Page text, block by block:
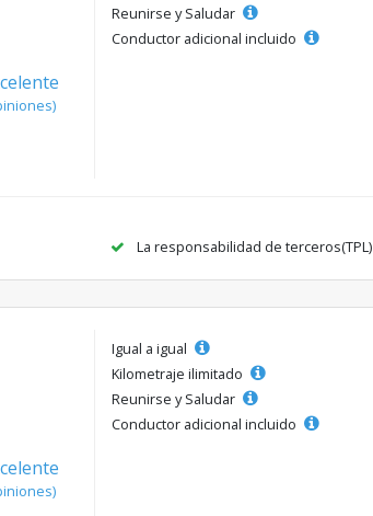
Reunirse y Saludar
Conductor adicional incluido
La responsabilidad de terceros(TPL)
Igual a igual
Kilometraje ilimitado
Reunirse y Saludar
Conductor adicional incluido